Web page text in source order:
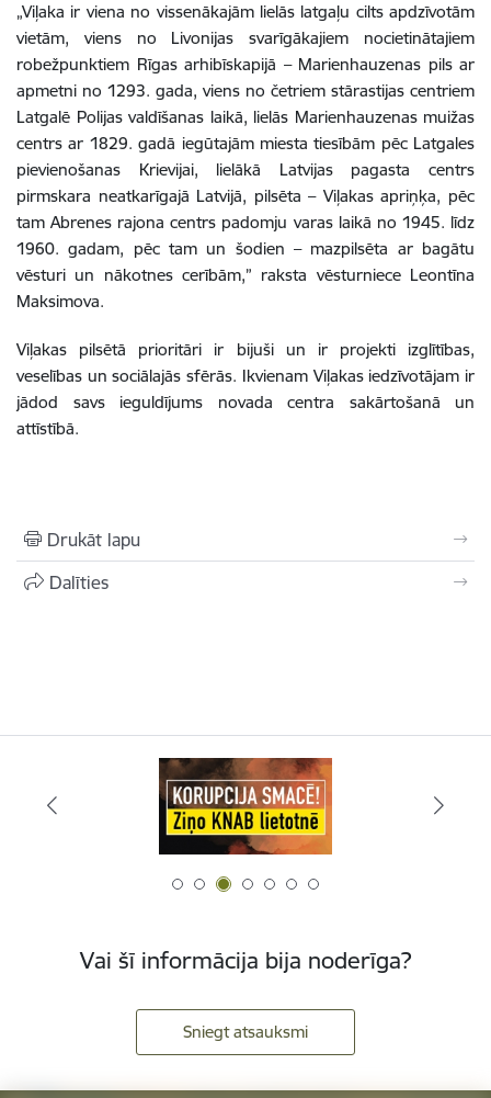
„Viļaka ir viena no vissenākajām lielās latgaļu cilts apdzīvotām
vietām, viens no Livonijas svarīgākajiem nocietinātajiem
robežpunktiem Rīgas arhibīskapijā – Marienhauzenas pils ar
apmetni no 1293. gada, viens no četriem stārastijas centriem
Latgalē Polijas valdīšanas laikā, lielās Marienhauzenas muižas
centrs ar 1829. gadā iegūtajām miesta tiesībām pēc Latgales
pievienošanas Krievijai, lielākā Latvijas pagasta centrs
pirmskara neatkarīgajā Latvijā, pilsēta – Viļakas apriņķa, pēc
tam Abrenes rajona centrs padomju varas laikā no 1945. līdz
1960. gadam, pēc tam un šodien – mazpilsēta ar bagātu
vēsturi un nākotnes cerībām,” raksta vēsturniece Leontīna
Maksimova.
Viļakas pilsētā prioritāri ir bijuši un ir projekti izglītības,
veselības un sociālajās sfērās. Ikvienam Viļakas iedzīvotājam ir
jādod savs ieguldījums novada centra sakārtošanā un
attīstībā.
Drukāt lapu
Dalīties
Vai šī informācija bija noderīga?
Sniegt atsauksmi